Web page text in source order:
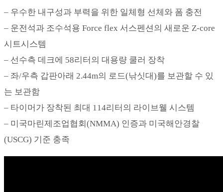
– 우수한 내구성과 부력을 위한 일체형 선체와 폼 충전
– 운전석과 조수석용 Force flex 서스펜션의 새로운 Z-core
시트시스템
– 선수측 데크에 58리터의 대용량 쿨러 장착
– 좌/우측 갑판아래 2.44m의 로드(낚싯대)를 보관할 수 있
는 보관함
– 타이머가 장착된 최대 114리터의 라이브웰 시스템
– 미국마린제조업협회(NMMA) 인증과 미국해안경찰
(USCG) 기준 충족